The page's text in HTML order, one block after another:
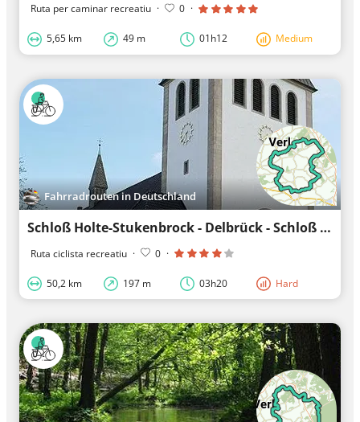
Ruta per caminar recreatiu · 0 ·
5,65 km 49 m 01h12 Medium
Fahrradrouten in Deutschland
Schloß Holte-Stukenbrock - Delbrück - Schloß Holte-Stukenbrock: Cycling along paved roads
Ruta ciclista recreatiu · 0 ·
50,2 km 197 m 03h20 Hard